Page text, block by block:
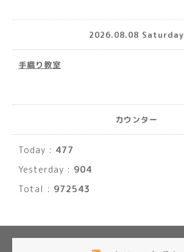
2026.08.08 Saturday
手織り教室
カウンター
Today : 477
Yesterday : 904
Total : 972543